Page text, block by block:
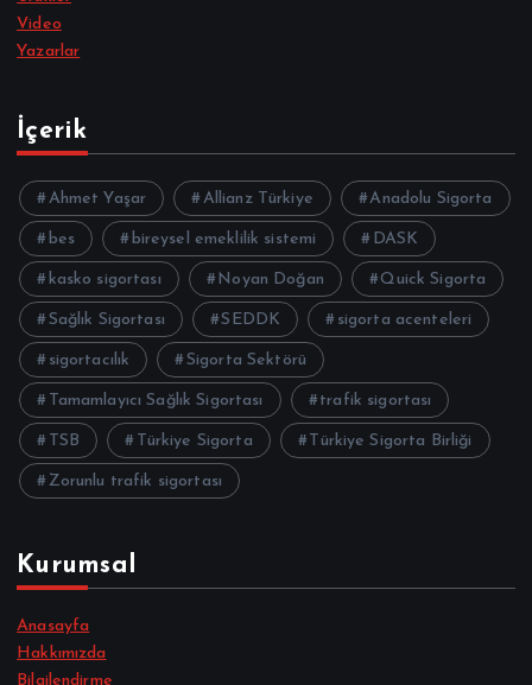
Video
Yazarlar
İçerik
Ahmet Yaşar Allianz Türkiye Anadolu Sigorta
bes bireysel emeklilik sistemi DASK
kasko sigortası Noyan Doğan Quick Sigorta
Sağlık Sigortası SEDDK sigorta acenteleri
sigortacılık Sigorta Sektörü
Tamamlayıcı Sağlık Sigortası trafik sigortası
TSB Türkiye Sigorta Türkiye Sigorta Birliği
Zorunlu trafik sigortası
Kurumsal
Anasayfa
Hakkımızda
Bilgilendirme